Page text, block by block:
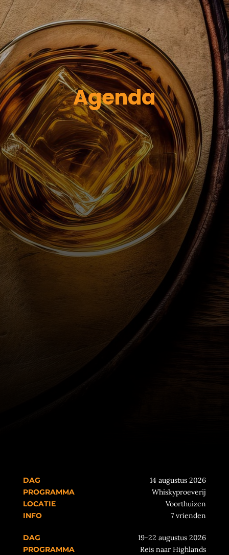
Agenda
Dag Locatie Info
14 augustus 2026
Whiskyproeverij
Voorthuizen
7 vrienden
19-22 augustus 2026
Reis naar Highlands